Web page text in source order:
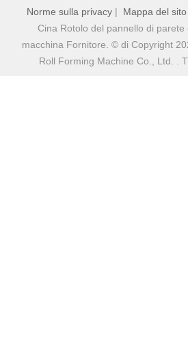
Norme sulla privacy| Mappa del sito
Cina Rotolo del pannello di
macchina Fornitore. © di Copyright
Roll Forming Machine Co., Ltd. .